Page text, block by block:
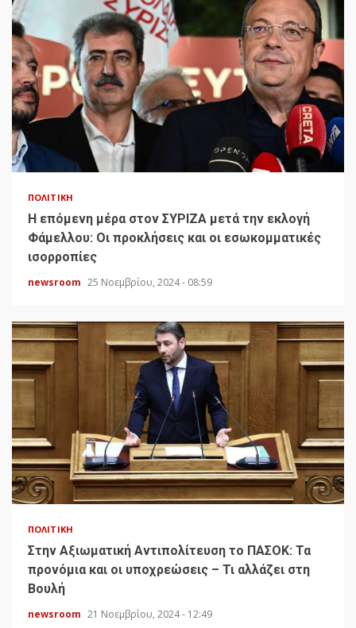
ΠΟΛΙΤΙΚΉ
H επόμενη μέρα στον ΣΥΡΙΖΑ μετά την εκλογή
Φάμελλου: Οι προκλήσεις και οι εσωκομματικές
ισορροπίες
newsroom 25 Νοεμβρίου, 2024 - 08:59
ΠΟΛΙΤΙΚΉ
Στην Αξιωματική Αντιπολίτευση το ΠΑΣΟΚ: Τα
προνόμια και οι υποχρεώσεις – Τι αλλάζει στη
Βουλή
newsroom 21 Νοεμβρίου, 2024 - 12:49